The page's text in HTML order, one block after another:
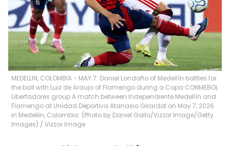
MEDELLIN, COLOMBIA - MAY 7: Daniel Londoño of Medellín battles for
the ball with Luiz de Araujo of Flamengo during a Copa CONMEBOL
Libertadores group A match between Independiente Medellín and
Flamengo at Unidad Deportiva Atanasio Girardot on May 7, 2026
in Medellin, Colombia. (Photo by Daniel Gallo/Vizzor Image/Getty
Images) / Vizzor Image